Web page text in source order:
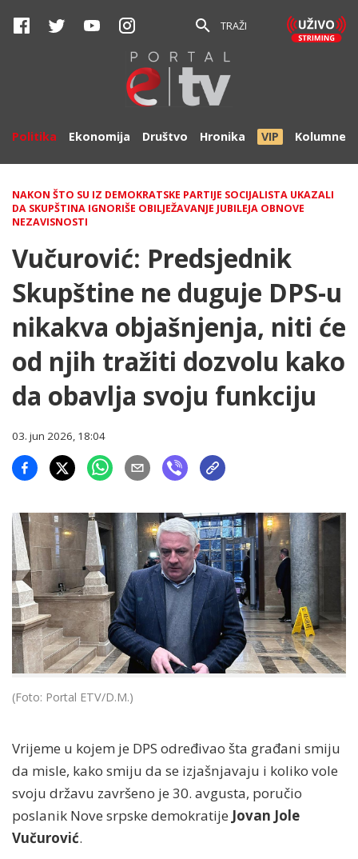
TRAŽI
Politika Ekonomija Društvo Hronika VIP Kolumne
NAKON ŠTO SU IZ DEMOKRATSKE PARTIJE SOCIJALISTA UKAZALI
DA SKUPŠTINA IGNORIŠE OBILJEŽAVANJE JUBILEJA OBNOVE
NEZAVISNOSTI
Vučurović: Predsjednik
Skupštine ne duguje DPS-u
nikakva objašnjenja, niti će
od njih tražiti dozvolu kako
da obavlja svoju funkciju
03. jun 2026, 18:04
(Foto: Portal ETV/D.M.)
Vrijeme u kojem je DPS određivao šta građani smiju
da misle, kako smiju da se izjašnjavaju i koliko vole
svoju državu završeno je 30. avgusta, poručio
poslanik Nove srpske demokratije Jovan Jole
Vučurović.